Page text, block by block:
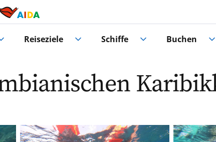
Reiseziele Schiffe Buchen